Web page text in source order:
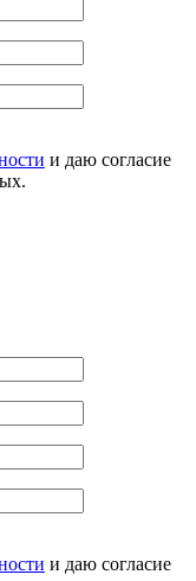
и даю согласие
и даю согласие